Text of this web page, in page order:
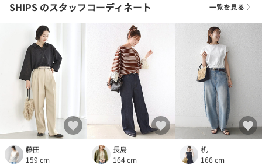
SHIPS のスタッフコーディネート 一覧を見る
藤田
159 cm
長島
164 cm
机
166 cm